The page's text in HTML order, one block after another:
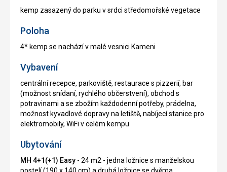
kemp zasazený do parku v srdci středomořské vegetace
Poloha
4* kemp se nachází v malé vesnici Kameni
Vybavení
centrální recepce, parkoviště, restaurace s pizzerií, bar
(možnost snídaní, rychlého občerstvení), obchod s
potravinami a se zbožím každodenní potřeby, prádelna,
možnost kyvadlové dopravy na letiště, nabíjecí stanice pro
elektromobily, WiFi v celém kempu
Ubytování
MH 4+1(+1) Easy - 24 m2 - jedna ložnice s manželskou